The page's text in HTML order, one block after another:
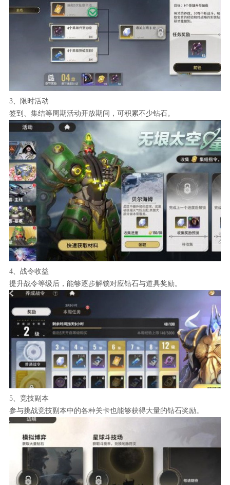
3、限时活动
签到、集结等周期活动开放期间，可积累不少钻石。
4、战令收益
提升战令等级后，能够逐步解锁对应钻石与道具奖励。
5、竞技副本
参与挑战竞技副本中的各种关卡也能够获得大量的钻石奖励。